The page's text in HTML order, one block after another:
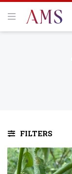
FILTERS